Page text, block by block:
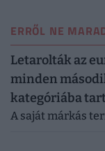
ERRŐL NE
Letarolták az
minden
kategóriába
A saját márkás